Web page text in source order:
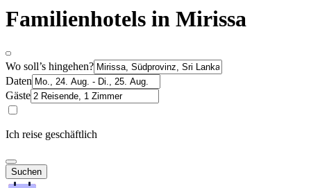
Familienhotels in Mirissa
Wo soll’s hingehen?
Daten
Gäste
Ich reise geschäftlich
Suchen